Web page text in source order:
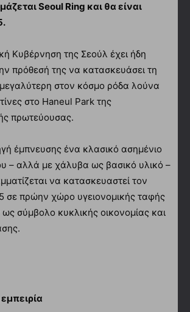
Seoul Ring και θα είναι
Κυβέρνηση της Σεούλ έχει ήδη
πρόθεσή της να κατασκευάσει τη
στον κόσμο ρόδα λούνα
στο Haneul Park της
πρωτεύουσας.
έμπνευσης ένα κλασικό ασημένιο
– αλλά με χάλυβα ως βασικό υλικό –
να κατασκευαστεί τον
σε πρώην χώρο υγειονομικής ταφής
σύμβολο κυκλικής οικονομίας και